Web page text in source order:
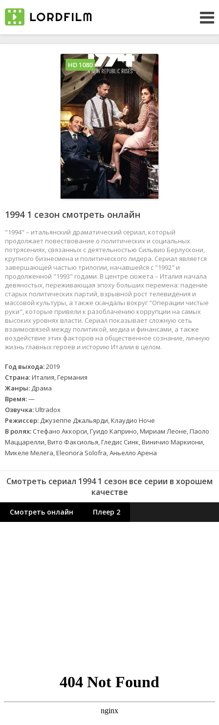
1994 1 сезон смотреть онлайн
"1994" – итальянский драматический сериал, который
продолжает повествование о политических и социальных
потрясениях, связанных с деятельностью Сильвио Берлускони,
крупного бизнесмена и политического лидера. Сериал является
завершающей частью трилогии, начавшейся с "1992" и
продолженной "1993" годами. В центре сюжета – Италия начала
девяностых, переживающая эпоху больших перемена: падение
старых политических партий, взрывной рост телевидения и
массовой культуры, а также скандалы вокруг "Операции чистые
руки", которые привели к разоблачению коррупции на самых
высоких уровнях власти. Сериал показывает сложную сеть
взаимосвязей между политикой, медиа и финансами, а также
воздействие этих факторов на общественное сознание, личную
жизнь главных героев и историю Италии в целом.
Год выхода:2019
Страна:Италия, Германия
Жанры: Драма
Время:—
Озвучка:Ultradox
Режиссер: Джузеппе Джальярди, Клаудио Ноче
В ролях: Стефано Аккорси, Гуидо Каприно, Мириам Леоне, Паоло
Маццарелли, Вито Факсиолья, Гледис Синк, Виничио Маркиони,
Микеле Мелега, Eleonora Solofra, Аньелло Арена
HD 1080
Смотреть сериал 1994 1 сезон все серии в хорошем
качестве
Смотреть онлайн Плеер 2